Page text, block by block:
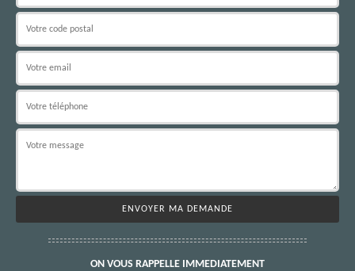
ON VOUS RAPPELLE IMMEDIATEMENT